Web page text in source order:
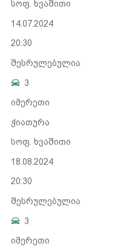
სოფ. ხვაშითი
14.07.2024
20:30
შესრულებულია
3
იმერეთი
ჭიათურა
სოფ. ხვაშითი
18.08.2024
20:30
შესრულებულია
3
იმერეთი